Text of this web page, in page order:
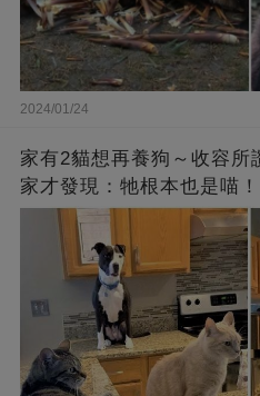
2024/01/24
家有2貓想再養狗～收容
家才發現：牠根本也是喵